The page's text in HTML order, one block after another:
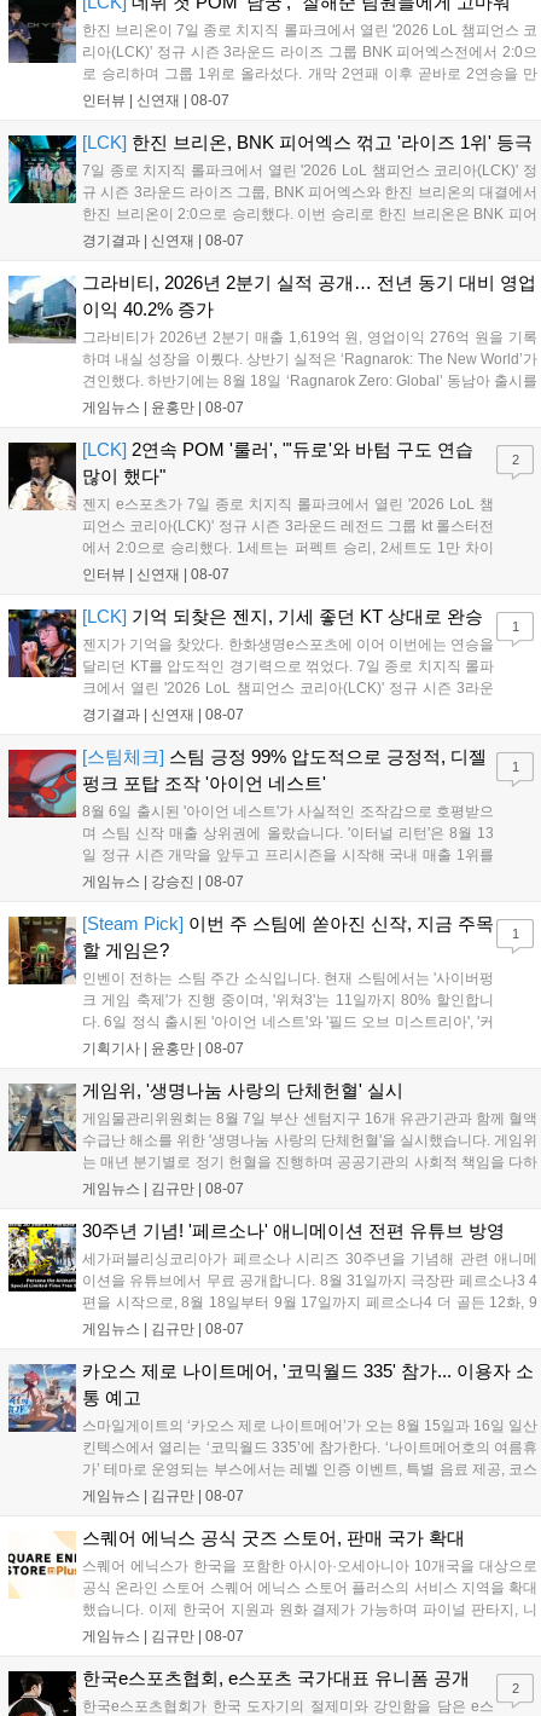
한진 브리온이 7일 종로 치지직 롤파크에서 열린 '2026 LoL 챔피언스 코
리아(LCK)' 정규 시즌 3라운드 라이즈 그룹 BNK 피어엑스전에서 2:0으
로 승리하며 그룹 1위로 올라섰다. 개막 2연패 이후 곧바로 2연승을 만
들어내면서 이어질 4라운드에 대한 기대감을 올렸다. 다음은 이날 데뷔
인터뷰 | 신연재 | 08-07
[LCK] 한진 브리온, BNK 피어엑스 꺾고 '라이즈 1위' 등극
7일 종로 치지직 롤파크에서 열린 '2026 LoL 챔피언스 코리아(LCK)' 정
규 시즌 3라운드 라이즈 그룹, BNK 피어엑스와 한진 브리온의 대결에서
한진 브리온이 2:0으로 승리했다. 이번 승리로 한진 브리온은 BNK 피어
엑스를 제치고 라이즈 그룹 1위로 올라섰다. 1세트, 한진 브리온이 '로머'
경기결과 | 신연재 | 08-07
그라비티, 2026년 2분기 실적 공개… 전년 동기 대비 영업
이익 40.2% 증가
그라비티가 2026년 2분기 매출 1,619억 원, 영업이익 276억 원을 기록
하며 내실 성장을 이뤘다. 상반기 실적은 ‘Ragnarok: The New World’가
견인했다. 하반기에는 8월 18일 ‘Ragnarok Zero: Global’ 동남아 출시를
시작으로 9월 3일 ‘달려라 헤베레케 EX’, 9월 22일 ‘갈바테인’ 등 다양한
이’ 출시가 예정돼 있으며, 2027년에는 ‘Ragnarok 3’ 등 대작을 글로벌
출시할 계획이다. 그라비티는 조인트벤처 설립과 라그나로크 에코 시스
템 구축을 통해 신성장 동력을 확보할 방침이다....
게임뉴스 | 윤홍만 | 08-07
[LCK] 2연속 POM '룰러', "'듀로'와 바텀 구도 연습
많이 했다"
젠지 e스포츠가 7일 종로 치지직 롤파크에서 열린 '2026 LoL 챔
피언스 코리아(LCK)' 정규 시즌 3라운드 레전드 그룹 kt 롤스터전
에서 2:0으로 승리했다. 1세트는 퍼펙트 승리, 2세트도 1만 차이
를 벌리며 25분 만에 승리하면서 말 그대로 압도적인 경기력을 선
하며 POM에 선정됐...
인터뷰 | 신연재 | 08-07
2
[LCK] 기억 되찾은 젠지, 기세 좋던 KT 상대로 완승
젠지가 기억을 찾았다. 한화생명e스포츠에 이어 이번에는 연승을
달리던 KT를 압도적인 경기력으로 꺾었다. 7일 종로 치지직 롤파
크에서 열린 '2026 LoL 챔피언스 코리아(LCK)' 정규 시즌 3라운
드 레전드 그룹, kt 롤스터와 젠지 e스포츠의 대결에서 젠지가 압
기억을 되찾기라도 한 듯 1,...
경기결과 | 신연재 | 08-07
1
[스팀체크] 스팀 긍정 99% 압도적으로 긍정적, 디젤
펑크 포탑 조작 '아이언 네스트'
8월 6일 출시된 '아이언 네스트'가 사실적인 조작감으로 호평받으
며 스팀 신작 매출 상위권에 올랐습니다. '이터널 리턴'은 8월 13
일 정규 시즌 개막을 앞두고 프리시즌을 시작해 국내 매출 1위를
기록했습니다. 25주년을 맞은 '고스트 리콘' 시리즈는 8월 6일 쇼
'마블 투혼: 파이팅 소울즈'와 레트로 수리 시뮬레이션 '리스토
리'도 스팀에 정식 출시되었습니다....
게임뉴스 | 강승진 | 08-07
1
[Steam Pick] 이번 주 스팀에 쏟아진 신작, 지금 주목
할 게임은?
인벤이 전하는 스팀 주간 소식입니다. 현재 스팀에서는 '사이버펑
크 게임 축제'가 진행 중이며, '위쳐3'는 11일까지 80% 할인합니
다. 6일 정식 출시된 '아이언 네스트'와 '필드 오브 미스트리아', '커
세어 코브'가 호평받고 있습니다. 한편, 7일 출시된 '마블 투혼'은
다. 유비소프트의 '고스트리콘: 와일드랜드'는 7년 만의 대규모 업
기획기사 | 윤홍만 | 08-07
1
게임위, '생명나눔 사랑의 단체헌혈' 실시
게임물관리위원회는 8월 7일 부산 센텀지구 16개 유관기관과 함께 혈액
수급난 해소를 위한 '생명나눔 사랑의 단체헌혈'을 실시했습니다. 게임위
는 매년 분기별로 정기 헌혈을 진행하며 공공기관의 사회적 책임을 다하
고 있으며, 이번 행사에는 영화진흥위원회 등 14개 기관 임직원이 동참
따뜻한 실천에 참여한 모든 임직원에게 감사의 뜻을 전하며 헌혈 문화
게임뉴스 | 김규만 | 08-07
30주년 기념! '페르소나' 애니메이션 전편 유튜브 방영
세가퍼블리싱코리아가 페르소나 시리즈 30주년을 기념해 관련 애니메
이션을 유튜브에서 무료 공개합니다. 8월 31일까지 극장판 페르소나3 4
편을 시작으로, 8월 18일부터 9월 17일까지 페르소나4 더 골든 12화, 9
월 15일부터 10월 14일까지 페르소나5 시리즈가 순차 공개됩니다. 또한
영상 및 대형 전광판에 소개될 예정입니다....
게임뉴스 | 김규만 | 08-07
카오스 제로 나이트메어, '코믹월드 335' 참가... 이용자 소
통 예고
스마일게이트의 ‘카오스 제로 나이트메어’가 오는 8월 15일과 16일 일산
킨텍스에서 열리는 ‘코믹월드 335’에 참가한다. ‘나이트메어호의 여름휴
가’ 테마로 운영되는 부스에서는 레벨 인증 이벤트, 특별 음료 제공, 코스
프레 모델 포토존 등 다채로운 행사가 진행된다. 유명 코스어 7인이 캐릭
세한 정보는 공식 커뮤니티에서 확인 가능하다....
게임뉴스 | 김규만 | 08-07
스퀘어 에닉스 공식 굿즈 스토어, 판매 국가 확대
스퀘어 에닉스가 한국을 포함한 아시아·오세아니아 10개국을 대상으로
공식 온라인 스토어 스퀘어 에닉스 스토어 플러스의 서비스 지역을 확대
했습니다. 이제 한국어 지원과 원화 결제가 가능하며 파이널 판타지, 니
어 등 주요 게임의 피규어, 굿즈를 구매할 수 있습니다. 신상품이 순차적
용 가능합니다....
게임뉴스 | 김규만 | 08-07
한국e스포츠협회, e스포츠 국가대표 유니폼 공개
한국e스포츠협회가 한국 도자기의 절제미와 강인함을 담은 e스
2